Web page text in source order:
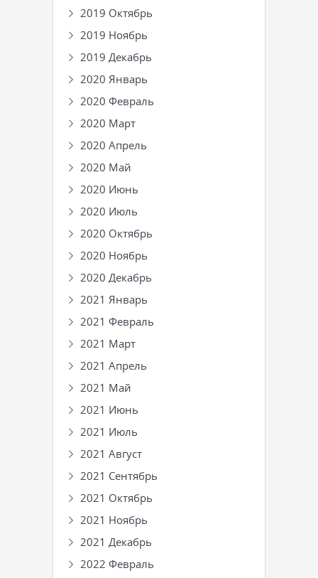
2019 Октябрь
2019 Ноябрь
2019 Декабрь
2020 Январь
2020 Февраль
2020 Март
2020 Апрель
2020 Май
2020 Июнь
2020 Июль
2020 Октябрь
2020 Ноябрь
2020 Декабрь
2021 Январь
2021 Февраль
2021 Март
2021 Апрель
2021 Май
2021 Июнь
2021 Июль
2021 Август
2021 Сентябрь
2021 Октябрь
2021 Ноябрь
2021 Декабрь
2022 Февраль